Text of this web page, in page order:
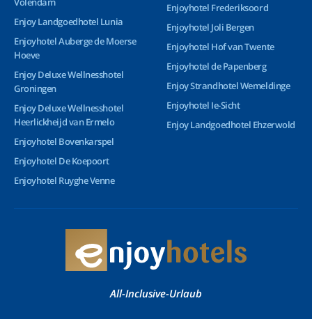
Enjoy Landgoedhotel Lunia
Enjoyhotel Auberge de Moerse
Hoeve
Enjoy Deluxe Wellnesshotel
Groningen
Enjoy Deluxe Wellnesshotel
Heerlickheijd van Ermelo
Enjoyhotel Bovenkarspel
Enjoyhotel De Koepoort
Enjoyhotel Ruyghe Venne
Enjoyhotel Frederiksoord
Enjoyhotel Joli Bergen
Enjoyhotel Hof van Twente
Enjoyhotel de Papenberg
Enjoy Strandhotel Wemeldinge
Enjoyhotel Ie-Sicht
Enjoy Landgoedhotel Ehzerwold
All-Inclusive-Urlaub